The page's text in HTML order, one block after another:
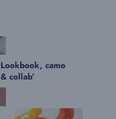
Lookbook, camo
& collab’